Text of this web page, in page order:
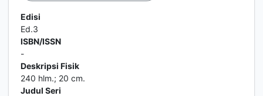
Edisi
Ed.3
ISBN/ISSN
-
Deskripsi Fisik
240 hlm.; 20 cm.
Judul Seri